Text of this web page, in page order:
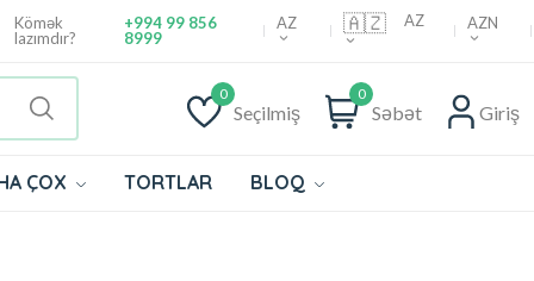
Kömək
lazımdır?
+994 99 856
8999
AZ 🇦🇿 AZ AZN
0
Seçilmiş
0
Səbət Giriş
ÇOX TORTLAR BLOQ